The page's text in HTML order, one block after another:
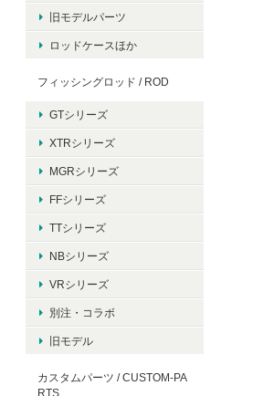
旧モデルパーツ
ロッドケースほか
フィッシングロッド / ROD
GTシリーズ
XTRシリーズ
MGRシリーズ
FFシリーズ
TTシリーズ
NBシリーズ
VRシリーズ
別注・コラボ
旧モデル
カスタムパーツ / CUSTOM-PA
RTS